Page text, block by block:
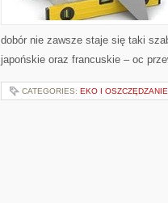
dobór nie zawsze staje się taki
japońskie oraz francuskie – oc
CATEGORIES: EKO I